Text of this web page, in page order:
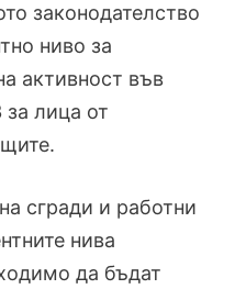
законодателство
ниво за
активност във
лица от
сгради и работни
нива
да бъдат